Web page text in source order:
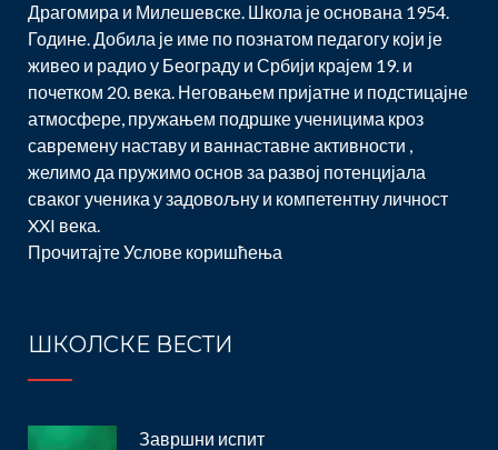
Драгомира и Милешевске. Школа је основана 1954.
Године. Добила је име по познатом педагогу који је
живео и радио у Београду и Србији крајем 19. и
почетком 20. века. Неговањем пријатне и подстицајне
атмосфере, пружањем подршке ученицима кроз
савремену наставу и ваннаставне активности ,
желимо да пружимо основ за развој потенцијала
сваког ученика у задовољну и компетентну личност
XXI века.
ПрочитајтеУслове коришћења
ШКОЛСКЕ ВЕСТИ
Завршни испит